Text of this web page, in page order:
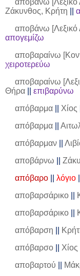
Ζάκυνθος, Κρήτη
αποβάνω [Λεξικό
απογεμίζω
αποβαραίνω
χειροτερεύω
αποβαραίνω
Θήρα
επιβαρύνω
απόβαρμα|| Χίος
απόβαρμα||
απόβαρμαν||
αποβάρνω
απόβαρο|| λόγιο||
αποβαρσάρικο||
αποβαρσάρικο||
απόβαρση
απόβαρσο|| Χίος
αποβαρτού